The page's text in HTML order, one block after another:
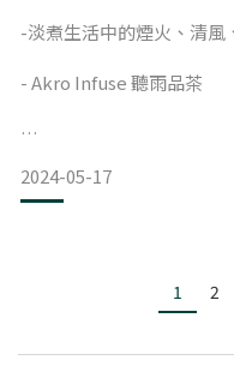
而做為Fragance du bois
定義為女香的作品，
-淡煮生活中的煙火、清風
- Akro Infuse 聽雨品茶
生活中的平淡，
2024-05-17
1 2